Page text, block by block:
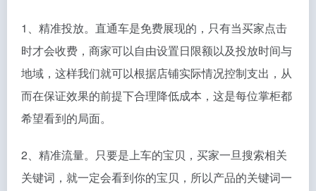
1、精准投放。直通车是免费展现的，只有当买家点击
时才会收费，商家可以自由设置日限额以及投放时间与
地域，这样我们就可以根据店铺实际情况控制支出，从
而在保证效果的前提下合理降低成本，这是每位掌柜都
希望看到的局面。
2、精准流量。只要是上车的宝贝，买家一旦搜索相关
关键词，就一定会看到你的宝贝，所以产品的关键词一